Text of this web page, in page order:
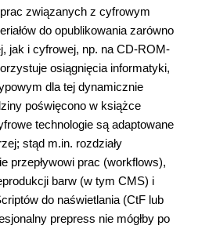
prac związanych z cyfrowym
do opublikowania zarówno
jak i cyfrowej, np. na CD-ROM-
osiągnięcia informatyki,
dla tej dynamicznie
poświęcono w książce
technologie są adaptowane
stąd m.in. rozdziały
przepływowi prac (workflows),
barw (w tym CMS) i
do naświetlania (CtF lub
prepress nie mógłby po